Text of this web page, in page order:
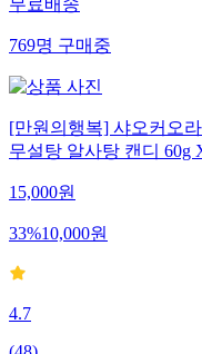
무료배송
769명구매중
[만원의행복] 샤오커오
무설탕 알사탕 캔디 60g
15,000원
33%10,000원
4.7